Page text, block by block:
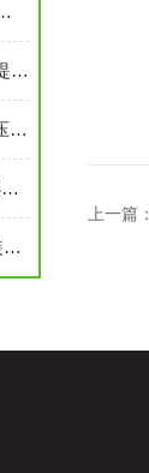
0201旋转接头的优势分析
5400-S5-8制冷行业用快速接头提升系统稳定性与操作便捷性
899-220-201杜博林旋转接头高压液压接头的安装、调试与维护技巧
2620-200-252旋转接头的材质选择与耐用性分析
HA0503100碳钢快速接头的安装与维护指南
上一篇：